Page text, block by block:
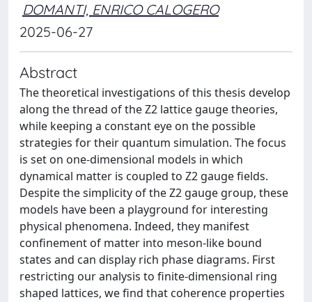
DOMANTI, ENRICO CALOGERO
2025-06-27
Abstract
The theoretical investigations of this thesis develop
along the thread of the Z2 lattice gauge theories,
while keeping a constant eye on the possible
strategies for their quantum simulation. The focus
is set on one-dimensional models in which
dynamical matter is coupled to Z2 gauge fields.
Despite the simplicity of the Z2 gauge group, these
models have been a playground for interesting
physical phenomena. Indeed, they manifest
confinement of matter into meson-like bound
states and can display rich phase diagrams. First
restricting our analysis to finite-dimensional ring
shaped lattices, we find that coherence properties